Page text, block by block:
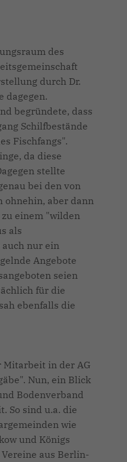
des
durch Dr.
dagegen.
begründete, dass
Schilfbestände
Fischfangs".
da diese
stellte
bei den von
ohnehin, aber dann
einem "wilden
als
auch nur ein
Angebote
seien
für die
ebenfalls die
Mitarbeit in der AG
Nun, ein Blick
Bodenverband
So sind u.a. die
wie
und Königs
aus Berlin-